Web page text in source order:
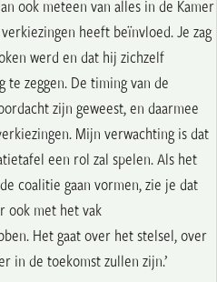
ook meteen van alles in de Kamer
heeft beïnvloed. Je zag
werd en dat hij zichzelf
te zeggen. De timing van de
zijn geweest, en daarmee
Mijn verwachting is dat
een rol zal spelen. Als het
coalitie gaan vormen, zie je dat
ook met het vak
Het gaat over het stelsel, over
in de toekomst zullen zijn.’